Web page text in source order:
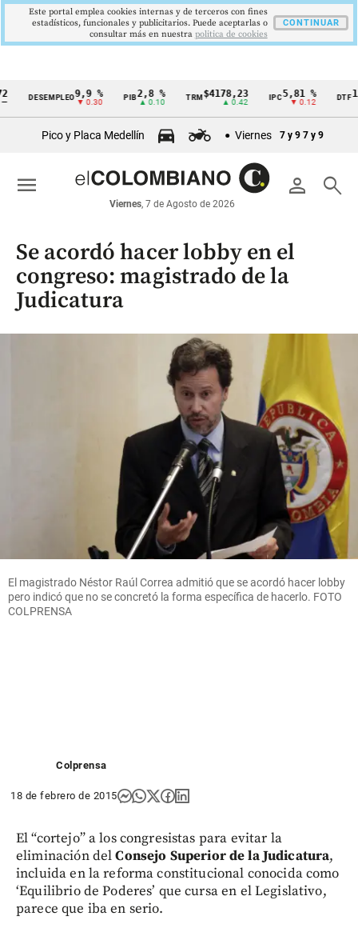
Cintillo
económicos
Colombia
DESEMPLEO9,9 %
▼ 0.30
PIB 2,8 %
▲ 0.10
TRM $4178,23
▲ 0.42
IPC 5,81 %
▼ 0.12
DTF 12,48
▲
Pico y Placa Medellín Viernes 7 y 9 7 y 9
person search
Viernes, 7 de Agosto de 2026
menu
Se acordó hacer lobby en el
congreso: magistrado de la
Judicatura
El magistrado Néstor Raúl Correa admitió que se acordó hacer lobby
pero indicó que no se concretó la forma específica de hacerlo. FOTO
COLPRENSA
Colprensa
18 de febrero de 2015
El “cortejo” a los congresistas para evitar la
eliminación delConsejo Superior de la Judicatura,
incluida en la reforma constitucional conocida como
‘Equilibrio de Poderes’ que cursa en el Legislativo,
parece que iba en serio.
Este portal emplea cookies internas y de terceros con fines
estadísticos, funcionales y publicitarios. Puede aceptarlas o
consultar más en nuestra politica de cookies
CONTINUAR